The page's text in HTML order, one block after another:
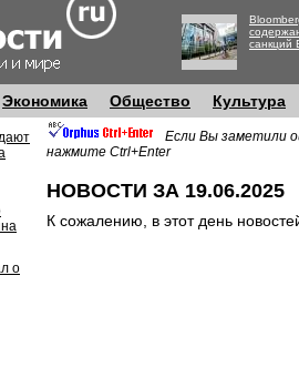
санкций
Экономика Общество Культура
о
Если Вы заметили
нажмите Ctrl+Enter
НОВОСТИ ЗА 19.06.2025
К сожалению, в этот день